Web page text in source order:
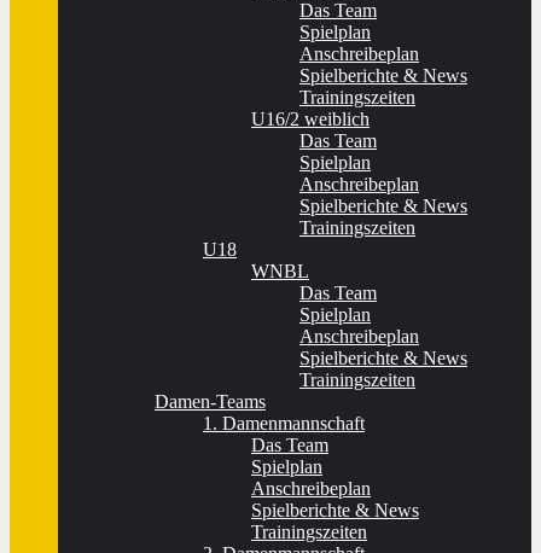
Das Team
Spielplan
Anschreibeplan
Spielberichte & News
Trainingszeiten
U16/2 weiblich
Das Team
Spielplan
Anschreibeplan
Spielberichte & News
Trainingszeiten
U18
WNBL
Das Team
Spielplan
Anschreibeplan
Spielberichte & News
Trainingszeiten
Damen-Teams
1. Damenmannschaft
Das Team
Spielplan
Anschreibeplan
Spielberichte & News
Trainingszeiten